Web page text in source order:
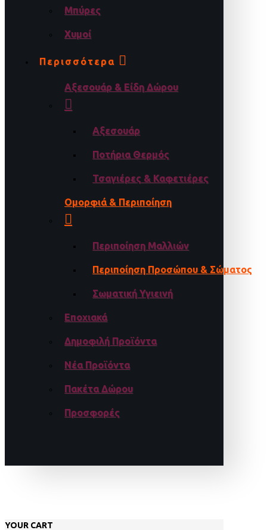
Μπύρες
Χυμοί
Περισσότερα
Αξεσουάρ & Είδη Δώρου
Αξεσουάρ
Ποτήρια Θερμός
Τσαγιέρες & Καφετιέρες
Ομορφιά & Περιποίηση
Περιποίηση Μαλλιών
Περιποίηση Προσώπου & Σώματος
Σωματική Υγιεινή
Εποχιακά
Δημοφιλή Προϊόντα
Νέα Προϊόντα
Πακέτα Δώρου
Προσφορές
YOUR CART